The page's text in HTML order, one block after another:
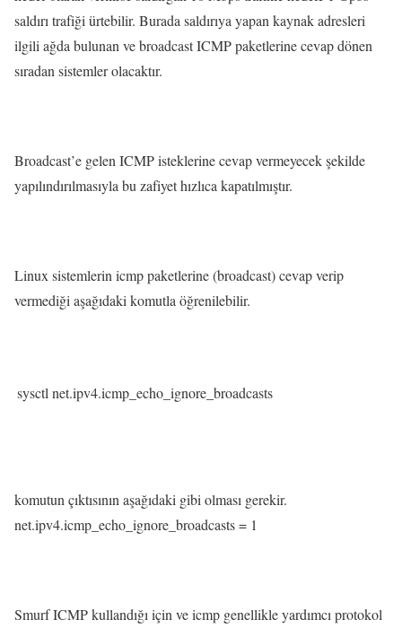
saldırı trafiği ürtebilir. Burada saldırıya yapan kaynak adresleri
ilgili ağda bulunan ve broadcast ICMP paketlerine cevap dönen
sıradan sistemler olacaktır.
Broadcast’e gelen ICMP isteklerine cevap vermeyecek şekilde
yapılındırılmasıyla bu zafiyet hızlıca kapatılmıştır.
Linux sistemlerin icmp paketlerine (broadcast) cevap verip
vermediği aşağıdaki komutla öğrenilebilir.
sysctl net.ipv4.icmp_echo_ignore_broadcasts
komutun çıktısının aşağıdaki gibi olması gerekir.
net.ipv4.icmp_echo_ignore_broadcasts = 1
Smurf ICMP kullandığı için ve icmp genellikle yardımcı protokol